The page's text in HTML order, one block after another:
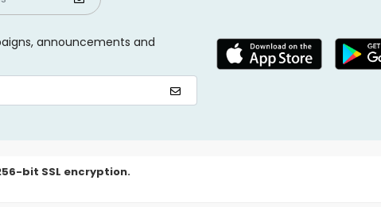
announcements and
bit SSL encryption.